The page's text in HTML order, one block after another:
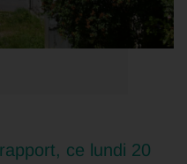
ce lundi 20